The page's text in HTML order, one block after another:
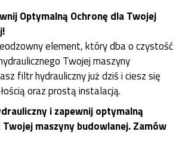
Optymalną Ochronę dla Twojej
element, który dba o czystość
Twojej maszyny
filtr hydrauliczny już dziś i ciesz się
oraz prostą instalacją.
i zapewnij optymalną
maszyny budowlanej. Zamów